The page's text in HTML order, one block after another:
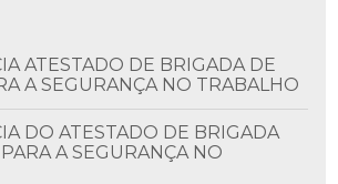
A SEGURANÇA NO TRABALHO
A SEGURANÇA NO